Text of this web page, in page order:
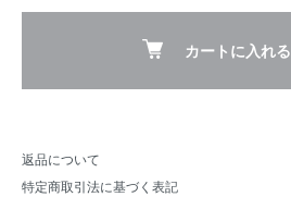
カートに入れる
返品について
特定商取引法に基づく表記